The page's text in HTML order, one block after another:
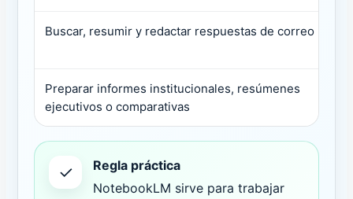
Buscar, resumir y redactar respuestas de correo
Preparar informes institucionales, resúmenes
ejecutivos o comparativas
✓
Regla práctica
NotebookLM sirve para trabajar